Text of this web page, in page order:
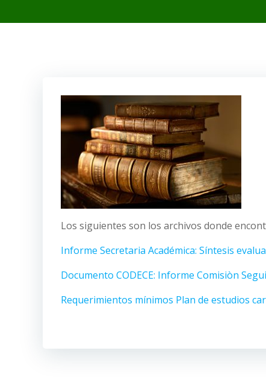
Los siguientes son los archivos donde
Informe Secretaria Académica: Síntesis
Documento CODECE: Informe Comisiòn
Requerimientos mínimos Plan de estudios